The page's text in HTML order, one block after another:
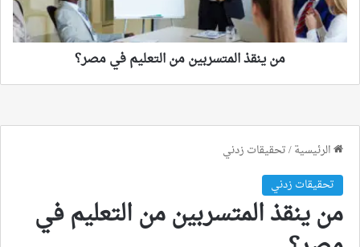
مصر؟
من ينقذ المتسربين من التعليم في مصر؟